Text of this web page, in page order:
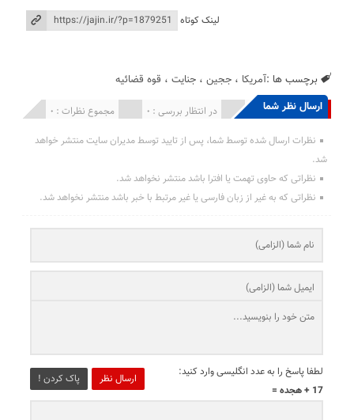
لینک کوتاه
برچسب ها :آمریکا ،ججین ،جنایت ، قوه قضائیه
ارسال نظر شما مجموع نظرات : 0 در انتظار بررسی : 0 انتشار یافته : 0
نظرات ارسال شده توسط شما، پس از تایید توسط مدیران سایت منتشر خواهد
شد.
نظراتی که حاوی تهمت یا افترا باشد منتشر نخواهد شد.
نظراتی که به غیر از زبان فارسی یا غیر مرتبط با خبر باشد منتشر نخواهد شد.
ارسال نظر پاک کردن !
لطفا پاسخ را به عدد انگلیسی وارد کنید:
17 + هجده =